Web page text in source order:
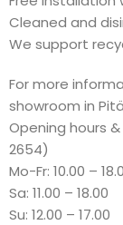
Cleaned and
We support
For more
showroom in
Opening hours
2654)
Mo-Fr: 10.00 –
Sa: 11.00 – 18.00
Su: 12.00 – 17.00